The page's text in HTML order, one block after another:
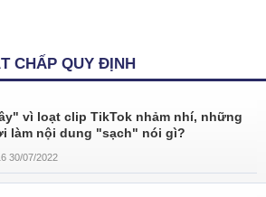
CHẤP QUY ĐỊNH
vì loạt clip TikTok nhảm nhí, những
làm nội dung "sạch" nói gì?
30/07/2022